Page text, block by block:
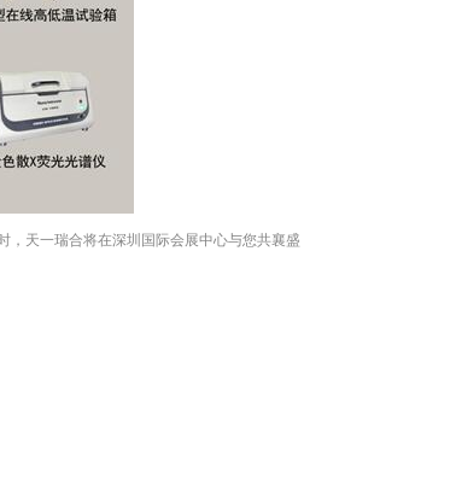
天一瑞合将在深圳国际会展中心与您共襄盛